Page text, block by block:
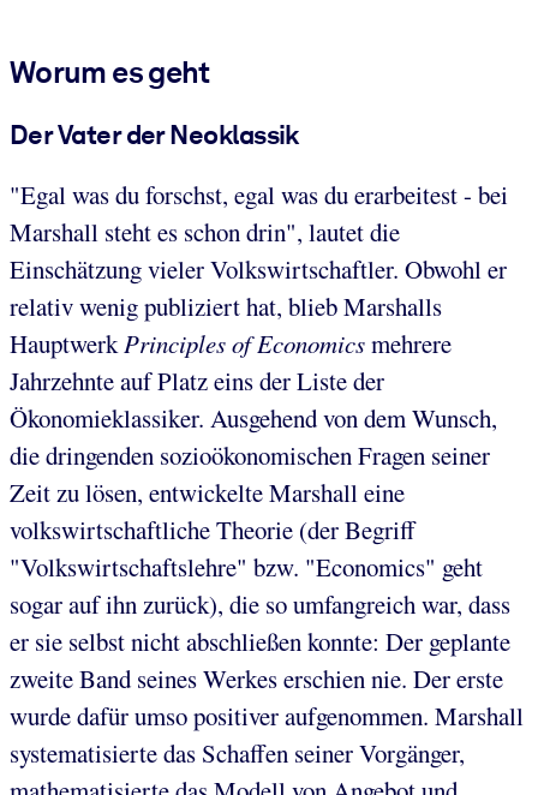
Worum es geht
Der Vater der Neoklassik
"Egal was du forschst, egal was du erarbeitest - bei
Marshall steht es schon drin", lautet die
Einschätzung vieler Volkswirtschaftler. Obwohl er
relativ wenig publiziert hat, blieb Marshalls
HauptwerkPrinciples of Economicsmehrere
Jahrzehnte auf Platz eins der Liste der
Ökonomieklassiker. Ausgehend von dem Wunsch,
die dringenden sozioökonomischen Fragen seiner
Zeit zu lösen, entwickelte Marshall eine
volkswirtschaftliche Theorie (der Begriff
"Volkswirtschaftslehre" bzw. "Economics" geht
sogar auf ihn zurück), die so umfangreich war, dass
er sie selbst nicht abschließen konnte: Der geplante
zweite Band seines Werkes erschien nie. Der erste
wurde dafür umso positiver aufgenommen. Marshall
systematisierte das Schaffen seiner Vorgänger,